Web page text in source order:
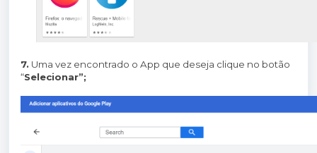
7. Uma vez encontrado o App que deseja clique no botão
“Selecionar”;